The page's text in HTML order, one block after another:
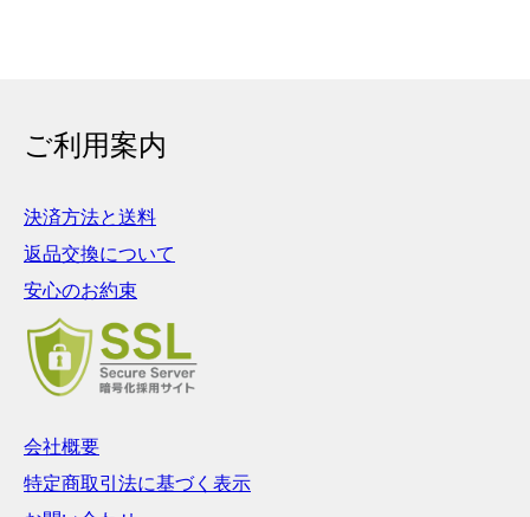
ご利用案内
決済方法と送料
返品交換について
安心のお約束
会社概要
特定商取引法に基づく表示